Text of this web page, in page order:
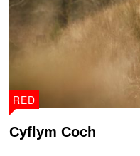
RED
Cyflym Coch